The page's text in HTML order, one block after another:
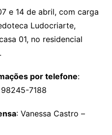
e 14 de abril, com carga
Ludocriarte,
01, no residencial
por telefone:
7188
: Vanessa Castro –